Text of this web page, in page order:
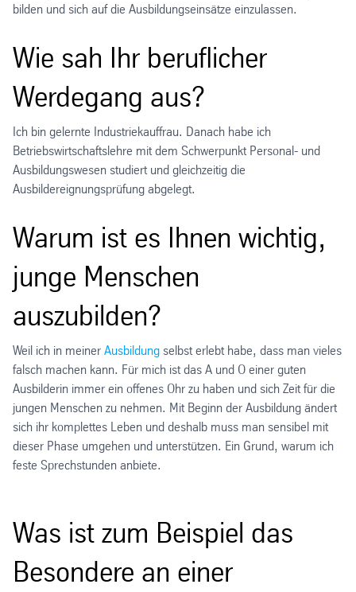
bilden und sich auf die Ausbildungseinsätze einzulassen.
Wie sah Ihr beruflicher
Werdegang aus?
Ich bin gelernte Industriekauffrau. Danach habe ich
Betriebswirtschaftslehre mit dem Schwerpunkt Personal- und
Ausbildungswesen studiert und gleichzeitig die
Ausbildereignungsprüfung abgelegt.
Warum ist es Ihnen wichtig,
junge Menschen
auszubilden?
Weil ich in meiner Ausbildung selbst erlebt habe, dass man vieles
falsch machen kann. Für mich ist das A und O einer guten
Ausbilderin immer ein offenes Ohr zu haben und sich Zeit für die
jungen Menschen zu nehmen. Mit Beginn der Ausbildung ändert
sich ihr komplettes Leben und deshalb muss man sensibel mit
dieser Phase umgehen und unterstützen. Ein Grund, warum ich
feste Sprechstunden anbiete.
Was ist zum Beispiel das
Besondere an einer